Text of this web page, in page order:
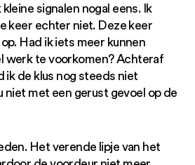
signalen nogal eens. Ik
keer echter niet. Deze keer
Had ik iets meer kunnen
werk te voorkomen? Achteraf
ik de klus nog steeds niet
niet met een gerust gevoel op de
Het verende lipje van het